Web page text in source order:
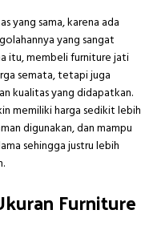
yang sama, karena ada
yang sangat
itu, membeli furniture jati
semata, tetapi juga
kualitas yang didapatkan.
memiliki harga sedikit lebih
digunakan, dan mampu
sehingga justru lebih
Furniture